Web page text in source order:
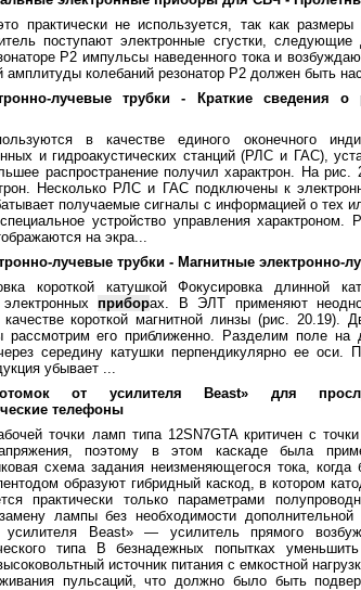
практически не используется, так как размеры
поступают электронные сгустки,
Р2 импульсы наведенного тока и
амплитуды колебаний резонатор Р2 должен быть
лучевые трубки - Краткие сведения о
в качестве единого оконечного
и гидроакустических станций (РЛС и ГАС),
распространение получил характрон. На рис.
Несколько РЛС и ГАС подключены к
получаемые сигналы с информацией о тех
устройство управления характроном.
на экра...
лучевые трубки - Магнитные электронно-
короткой катушкой Фокусировка длинной
приборах. В ЭЛТ применяют
короткой магнитной линзы (рис. 20.19).
его приближенно. Разделим поле на
середину катушки перпендикулярно ее оси.
убывает ...
от усилителя Beast» для
телефоны
точки ламп типа 12SN7GTA критичен с
поэтому в этом каскаде была
схема задания неизменяющегося тока, когда
образуют гибридный каскод, в котором
практически только параметрами
лампы без необходимости
усилителя Beast» — усилитель прямого
типа В безнадежных попытках
источник питания с емкостной
пульсаций, что должно было быть